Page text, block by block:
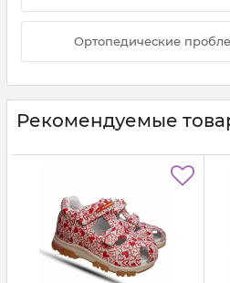
Ортопедические
Рекомендуемые